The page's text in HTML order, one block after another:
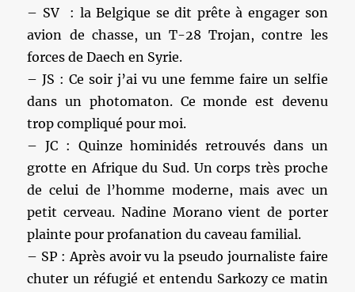
– SV : la Belgique se dit prête à engager son
avion de chasse, un T-28 Trojan, contre les
forces de Daech en Syrie.
– JS : Ce soir j’ai vu une femme faire un selfie
dans un photomaton. Ce monde est devenu
trop compliqué pour moi.
– JC : Quinze hominidés retrouvés dans un
grotte en Afrique du Sud. Un corps très proche
de celui de l’homme moderne, mais avec un
petit cerveau. Nadine Morano vient de porter
plainte pour profanation du caveau familial.
– SP : Après avoir vu la pseudo journaliste faire
chuter un réfugié et entendu Sarkozy ce matin